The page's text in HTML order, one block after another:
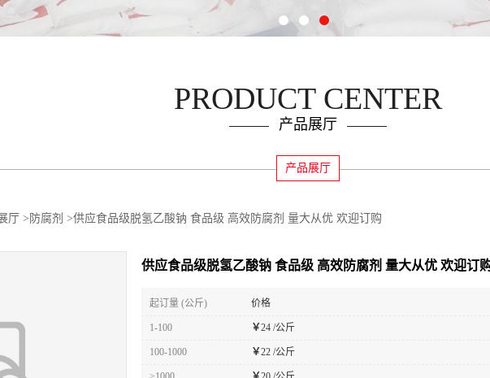
PRODUCT CENTER
产品展厅
产品展厅
厅 > 防腐剂 >供应食品级脱氢乙酸钠 食品级 高效防腐剂 量大从优 欢迎订购
供应食品级脱氢乙酸钠 食品级 高效防腐剂 量大从优 欢迎订
起订量 (公斤) 价格
1-100 ￥24 /公斤
100-1000 ￥22 /公斤